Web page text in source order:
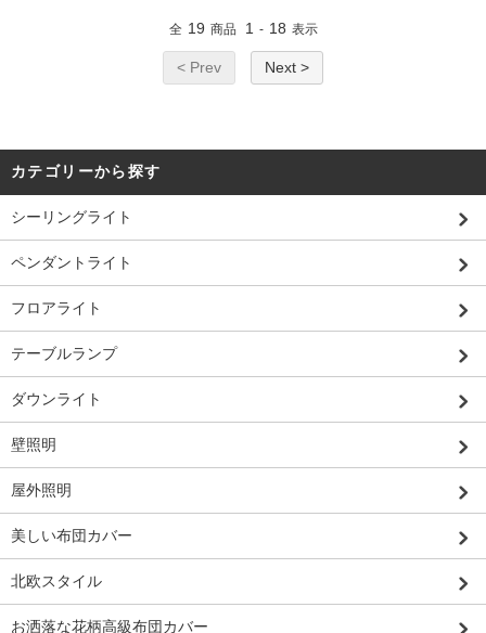
全 19 商品 1 - 18 表示
< Prev Next >
カテゴリーから探す
シーリングライト
ペンダントライト
フロアライト
テーブルランプ
ダウンライト
壁照明
屋外照明
美しい布団カバー
北欧スタイル
お洒落な花柄高級布団カバー